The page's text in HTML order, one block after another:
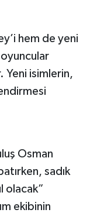
hem de yeni
Yeni isimlerin,
Osman
sadık
olacak”
ekibinin